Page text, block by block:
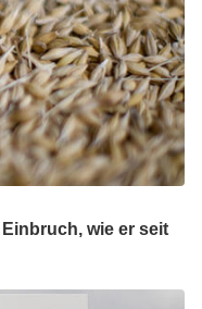
wie er seit